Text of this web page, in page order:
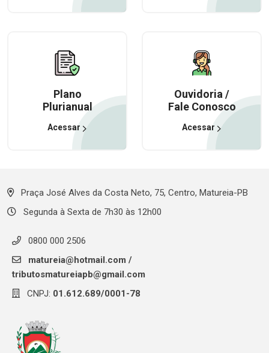
Plano
Plurianual
Acessar
Ouvidoria /
Fale Conosco
Acessar
Praça José Alves da Costa Neto, 75, Centro, Matureia-PB
Segunda à Sexta de 7h30 às 12h00
0800 000 2506
matureia@hotmail.com /
tributosmatureiapb@gmail.com
CNPJ: 01.612.689/0001-78